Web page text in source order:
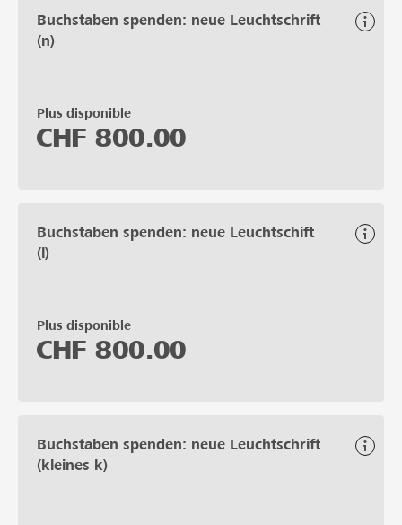
Buchstaben spenden: neue Leuchtschrift
(n)
Plus disponible
CHF 800.00
Buchstaben spenden: neue Leuchtschift
(l)
Plus disponible
CHF 800.00
Buchstaben spenden: neue Leuchtschrift
(kleines k)